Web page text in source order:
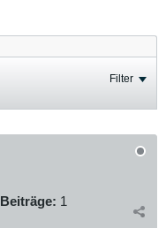
Filter
Beiträge: 1